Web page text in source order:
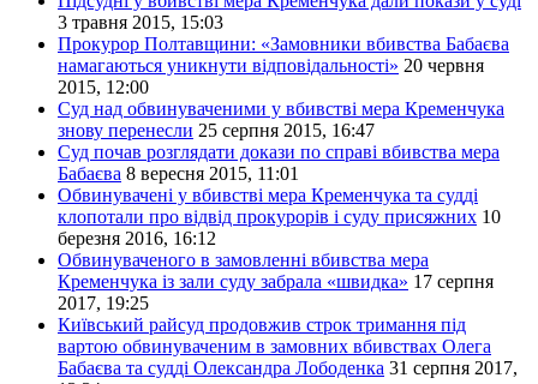
3 травня 2015, 15:03
Прокурор Полтавщини: «Замовники вбивства Бабаєва
намагаються уникнути відповідальності» 20 червня
2015, 12:00
Суд над обвинуваченими у вбивстві мера Кременчука
знову перенесли 25 серпня 2015, 16:47
Суд почав розглядати докази по справі вбивства мера
Бабаєва 8 вересня 2015, 11:01
Обвинувачені у вбивстві мера Кременчука та судді
клопотали про відвід прокурорів і суду присяжних 10
березня 2016, 16:12
Обвинуваченого в замовленні вбивства мера
Кременчука із зали суду забрала «швидка» 17 серпня
2017, 19:25
Київський райсуд продовжив строк тримання під
вартою обвинуваченим в замовних вбивствах Олега
Бабаєва та судді Олександра Лободенка 31 серпня 2017,